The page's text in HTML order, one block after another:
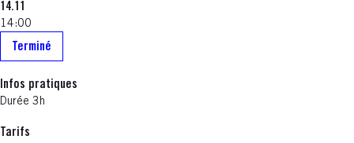
14.11
14:00
Terminé
Infos pratiques
Durée 3h
Tarifs